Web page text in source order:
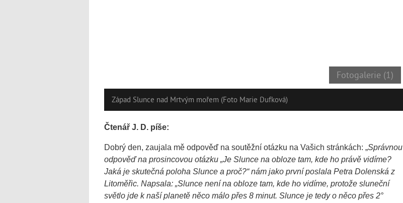
Fotogalerie (1)
Západ Slunce nad Mrtvým mořem (Foto Marie Dufková)
Čtenář J. D. píše:
Dobrý den, zaujala mě odpověď na soutěžní otázku na Vašich stránkách: „Správnou
odpověď na prosincovou otázku „Je Slunce na obloze tam, kde ho právě vidíme?
Jaká je skutečná poloha Slunce a proč?“ nám jako první poslala Petra Dolenská z
Litoměřic. Napsala: „Slunce není na obloze tam, kde ho vidíme, protože sluneční
světlo jde k naší planetě něco málo přes 8 minut. Slunce je tedy o něco přes 2°